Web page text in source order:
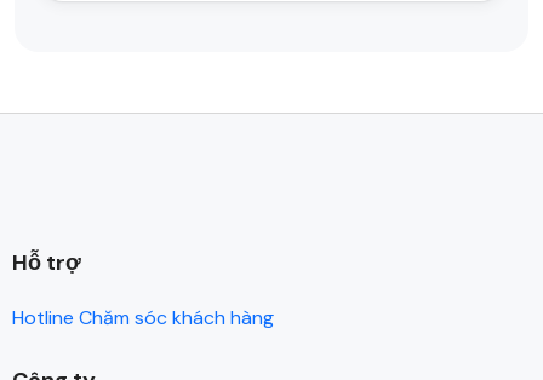
Hỗ trợ
Hotline Chăm sóc khách hàng